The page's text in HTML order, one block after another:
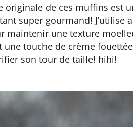
originale de ces muffins est
super gourmand!
maintenir une texture
une touche de crème
son tour de taille! hihi!